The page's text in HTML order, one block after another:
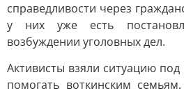
справедливости через
у них уже есть
возбуждении уголовных дел.
Активисты взяли ситуацию
помогать воткинским